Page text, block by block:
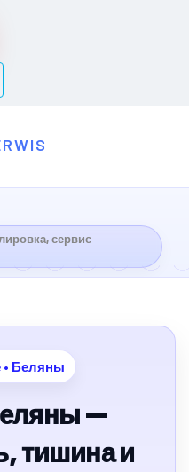
сервис
• Беляны
—
тишина и